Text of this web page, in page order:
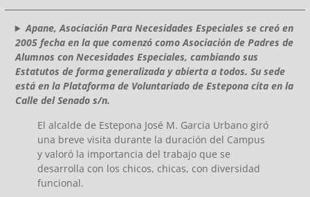
Apane, Asociación Para Necesidades Especiales se creó en
2005 fecha en la que comenzó como Asociación de Padres de
Alumnos con Necesidades Especiales, cambiando sus
Estatutos de forma generalizada y abierta a todos. Su sede
está en la Plataforma de Voluntariado de Estepona cita en la
Calle del Senado s/n.
El alcalde de Estepona José M. Garcia Urbano giró
una breve visita durante la duración del Campus
y valoró la importancia del trabajo que se
desarrolla con los chicos, chicas, con diversidad
funcional.